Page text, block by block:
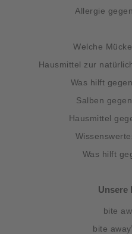
Allergie
Welche
Hausmittel zur
Was hilft
Salben
Hausmittel
Was hilft
Unsere
bite
bite away